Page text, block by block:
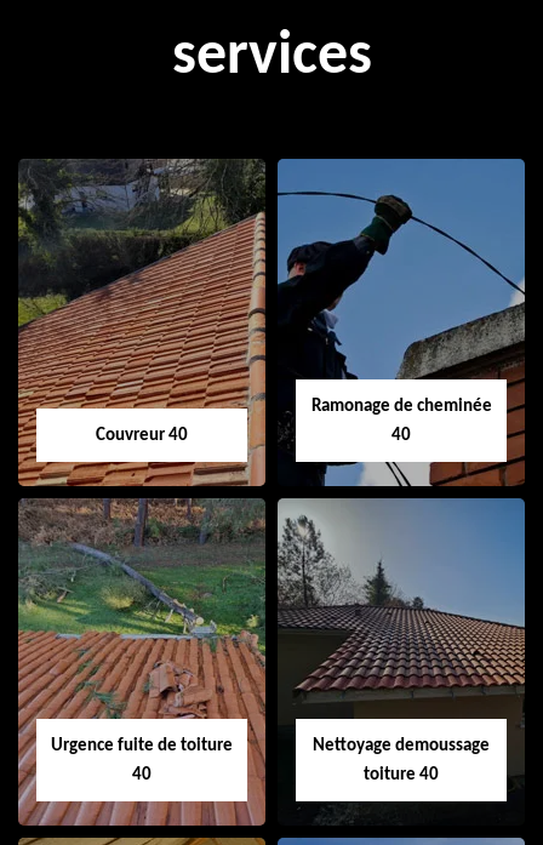
services
Couvreur 40
Couvreur 40
Ramonage de cheminée
40
Ramonage de
cheminée 40
Urgence fuite de toiture
40
Nettoyage demoussage
toiture 40